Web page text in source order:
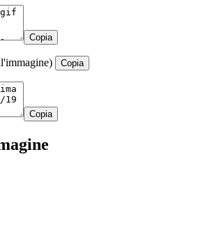
Copia
Copia
Copia